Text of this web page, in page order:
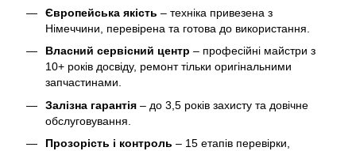
Європейська якість – техніка привезена з
Німеччини, перевірена та готова до використання.
Власний сервісний центр – професійні майстри з
10+ років досвіду, ремонт тільки оригінальними
запчастинами.
Залізна гарантія – до 3,5 років захисту та довічне
обслуговування.
Прозорість і контроль – 15 етапів перевірки,